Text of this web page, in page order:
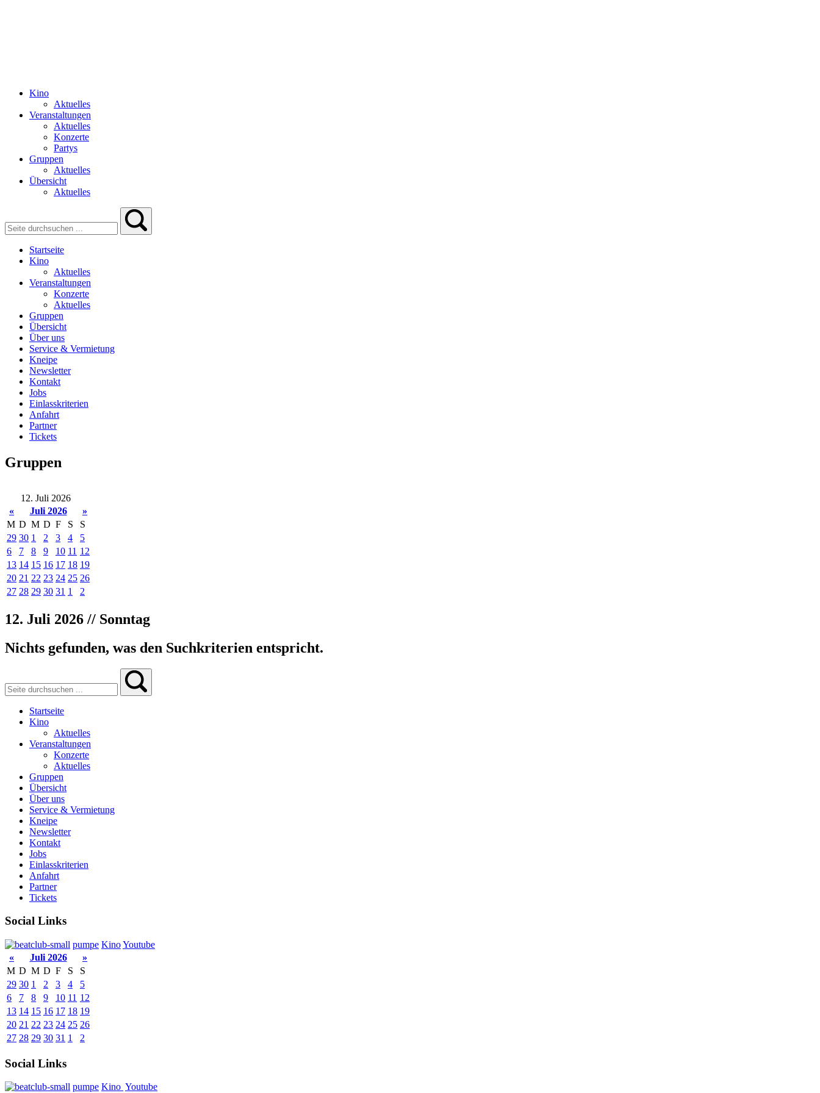
Kino
Aktuelles
Veranstaltungen
Aktuelles
Konzerte
Partys
Gruppen
Aktuelles
Übersicht
Aktuelles
Startseite
Kino
Aktuelles
Veranstaltungen
Konzerte
Aktuelles
Gruppen
Übersicht
Über uns
Service & Vermietung
Kneipe
Newsletter
Kontakt
Jobs
Einlasskriterien
Anfahrt
Partner
Tickets
Gruppen
12. Juli 2026
«
Juli 2026
»
M D M D F S
S
29 30 1 2 3 4
5
6
7 8 9 10 11 12
13 14 15 16 17 18 19
20 21 22 23 24 25 26
27 28 29 30 31 1 2
12. Juli 2026 // Sonntag
Nichts gefunden, was den Suchkriterien entspricht.
Startseite
Kino
Aktuelles
Veranstaltungen
Konzerte
Aktuelles
Gruppen
Übersicht
Über uns
Service & Vermietung
Kneipe
Newsletter
Kontakt
Jobs
Einlasskriterien
Anfahrt
Partner
Tickets
Social Links
pumpe KinoYoutube
«
Juli 2026
»
M D M D F S
S
29 30 1 2 3 4
5
6
7 8 9 10 11 12
13 14 15 16 17 18 19
20 21 22 23 24 25 26
27 28 29 30 31 1 2
Social Links
pumpe Kino Youtube